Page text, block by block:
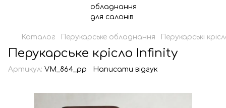
Каталог Перукарське обладнання Перукарські
Перукарське крісло Infinity
Артикул: VM_864_pp Написати відгук